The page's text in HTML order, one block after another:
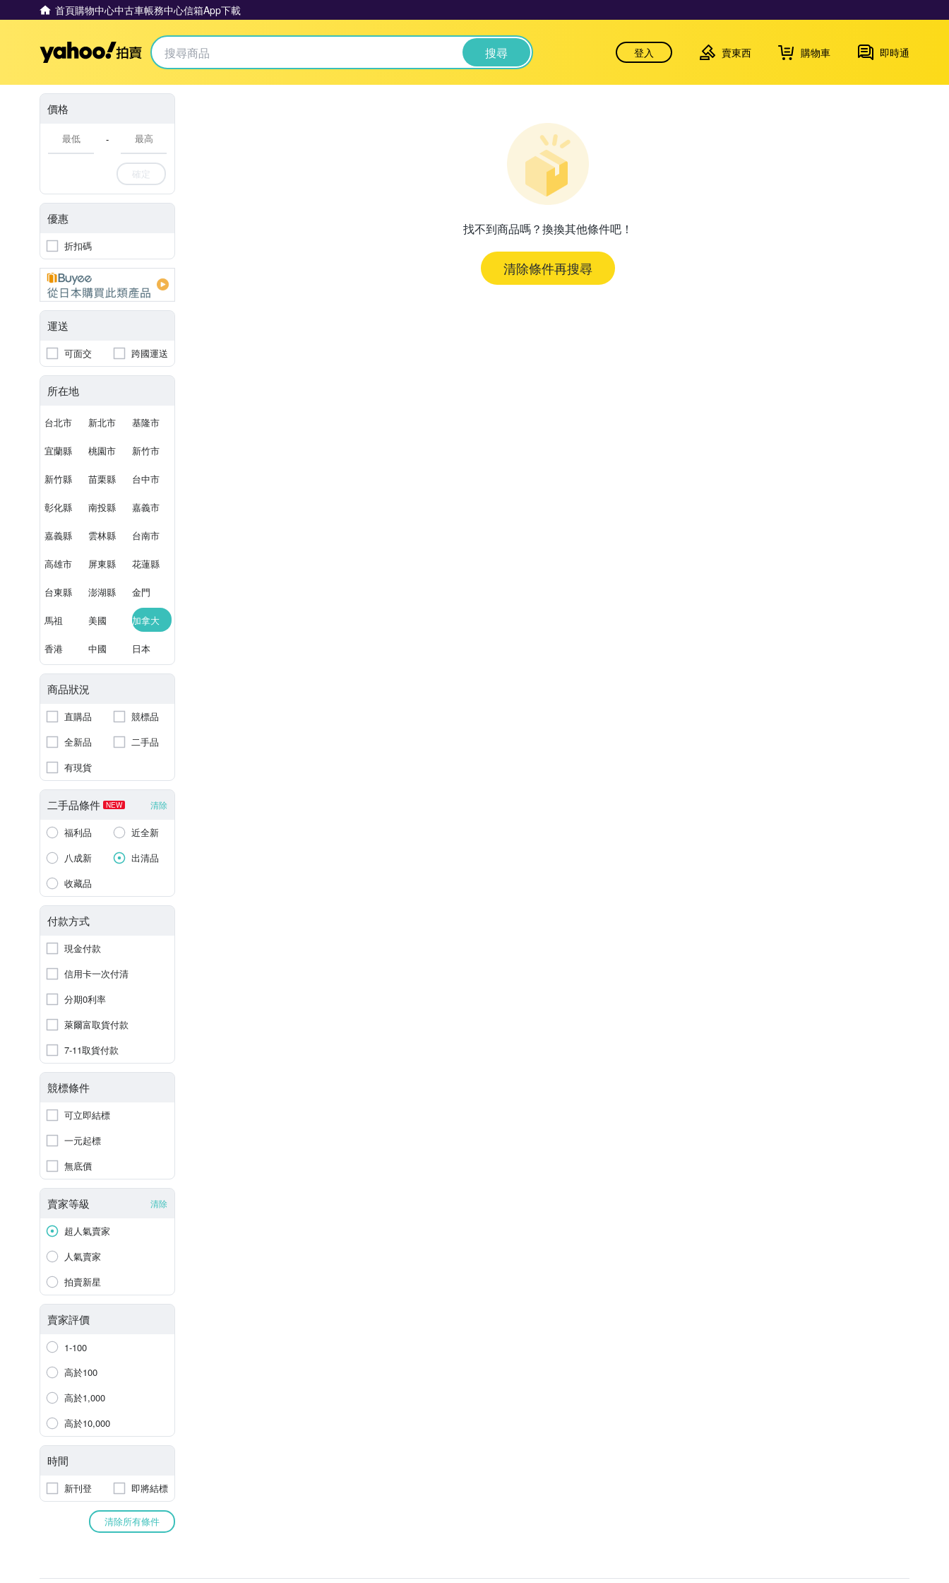
首頁購物中心中古車帳務中心信箱App下載
Yahoo拍賣 搜尋 登入 賣東西 購物車 即時通
價格
-
確定
優惠
折扣碼
運送
可面交 跨國運送
所在地
台北市 新北市 基隆市
宜蘭縣 桃園市 新竹市
新竹縣 苗栗縣 台中市
彰化縣 南投縣 嘉義市
嘉義縣 雲林縣 台南市
高雄市 屏東縣 花蓮縣
台東縣 澎湖縣 金門
馬祖 美國 加拿大
香港 中國 日本
商品狀況
直購品
競標品
全新品
二手品
有現貨
二手品條件 NEW 清除
福利品
近全新
八成新
出清品
收藏品
付款方式
現金付款
信用卡一次付清
分期0利率
萊爾富取貨付款
7-11取貨付款
競標條件
可立即結標
一元起標
無底價
賣家等級 清除
超人氣賣家
人氣賣家
拍賣新星
賣家評價
1-100
高於100
高於1,000
高於10,000
時間
新刊登 即將結標
清除所有條件
找不到商品嗎？換換其他條件吧！
清除條件再搜尋